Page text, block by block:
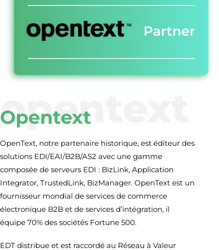
opentext
Opentext
OpenText, notre partenaire historique, est éditeur des
solutions EDI/EAI/B2B/AS2 avec une gamme
composée de serveurs EDI : BizLink, Application
Integrator, TrustedLink, BizManager. OpenText est un
fournisseur mondial de services de commerce
électronique B2B et de services d’intégration, il
équipe 70% des sociétés Fortune 500.
EDT distribue et est raccordé au Réseau à Valeur